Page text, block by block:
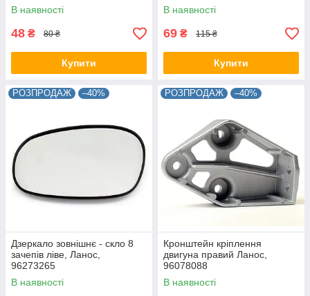
В наявності
48 ₴ 80 ₴
Купити
В наявності
69 ₴ 115 ₴
Купити
РОЗПРОДАЖ –40%
Дзеркало зовнішнє - скло 8
зачепів ліве, Ланос,
96273265
В наявності
РОЗПРОДАЖ –40%
Кронштейн кріплення
двигуна правий Ланос,
96078088
В наявності